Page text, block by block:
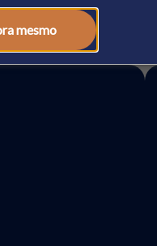
mesmo